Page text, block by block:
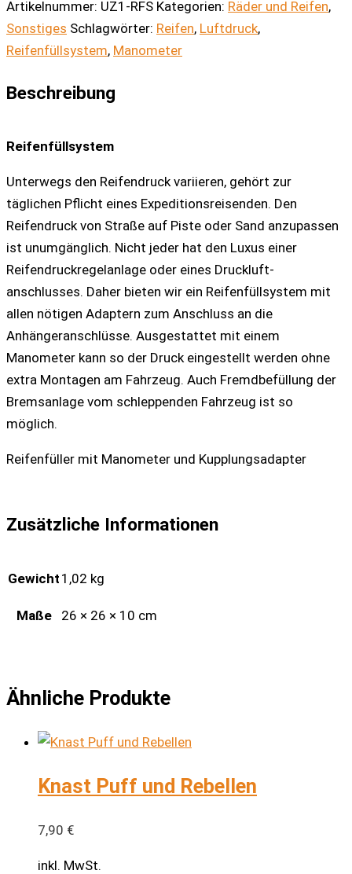
Artikelnummer: UZ1-RFS Kategorien: Räder und Reifen,
Sonstiges Schlagwörter: Reifen, Luftdruck,
Reifenfüllsystem, Manometer
Beschreibung
Reifenfüllsystem
Unterwegs den Reifendruck variieren, gehört zur
täglichen Pflicht eines Expeditionsreisenden. Den
Reifendruck von Straße auf Piste oder Sand anzupassen
ist unumgänglich. Nicht jeder hat den Luxus einer
Reifendruckregelanlage oder eines Druckluft-
anschlusses. Daher bieten wir ein Reifenfüllsystem mit
allen nötigen Adaptern zum Anschluss an die
Anhängeranschlüsse. Ausgestattet mit einem
Manometer kann so der Druck eingestellt werden ohne
extra Montagen am Fahrzeug. Auch Fremdbefüllung der
Bremsanlage vom schleppenden Fahrzeug ist so
möglich.
Reifenfüller mit Manometer und Kupplungsadapter
Zusätzliche Informationen
Gewicht 1,02 kg
Maße 26 × 26 × 10 cm
Ähnliche Produkte
Knast Puff und Rebellen
7,90 €
inkl. MwSt.